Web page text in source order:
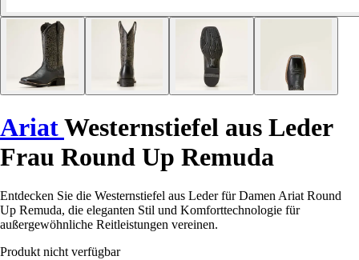
AriatWesternstiefel aus Leder
Frau Round Up Remuda
Entdecken Sie die Westernstiefel aus Leder für Damen Ariat Round
Up Remuda, die eleganten Stil und Komforttechnologie für
außergewöhnliche Reitleistungen vereinen.
Produkt nicht verfügbar